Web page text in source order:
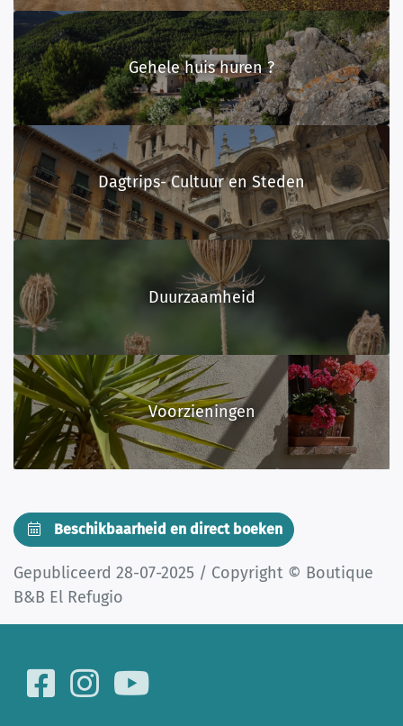
Duurzaamheid
Voorzieningen
Dagtrips- Cultuur en Steden
Gehele huis huren ?
Beschikbaarheid en direct boeken
Gepubliceerd 28-07-2025 / Copyright © Boutique
B&B El Refugio